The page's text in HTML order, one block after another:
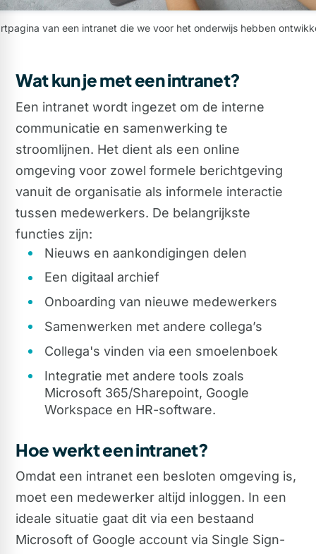
van een intranet die we voor het onderwijs hebben
Wat kun je met een intranet?
Een intranet wordt ingezet om de interne
communicatie en samenwerking te
stroomlijnen. Het dient als een online
omgeving voor zowel formele berichtgeving
vanuit de organisatie als informele interactie
tussen medewerkers. De belangrijkste
functies zijn:
Nieuws en aankondigingen delen
Een digitaal archief
Onboarding van nieuwe medewerkers
Samenwerken met andere collega’s
Collega's vinden via een smoelenboek
Integratie met andere tools zoals
Microsoft 365/Sharepoint, Google
Workspace en HR-software.
Hoe werkt een intranet?
Omdat een intranet een besloten omgeving is,
moet een medewerker altijd inloggen. In een
ideale situatie gaat dit via een bestaand
Microsoft of Google account via Single Sign-